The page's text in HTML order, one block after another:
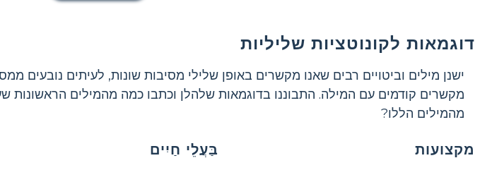
דוגמאות לקונוטציות שליליות
ישנן מילים וביטויים רבים שאנו מקשרים באופן שלילי מסיבות שונות, לעיתים נובעים
מקשרים קודמים עם המילה. התבוננו בדוגמאות שלהלן וכתבו כמה מהמילים הראשונות
מהמילים הללו?
מקצועות בַּעֲלֵי חַיִים